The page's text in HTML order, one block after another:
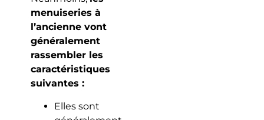
menuiseries à
l’ancienne vont
généralement
rassembler les
caractéristiques
suivantes :
Elles sont